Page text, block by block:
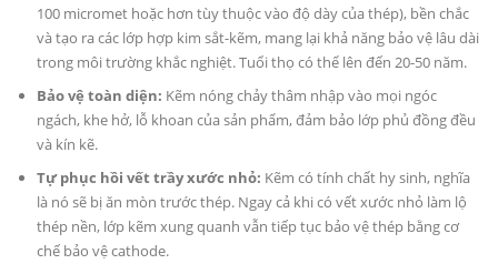
100 micromet hoặc hơn tùy thuộc vào độ dày của thép), bền chắc
và tạo ra các lớp hợp kim sắt-kẽm, mang lại khả năng bảo vệ lâu dài
trong môi trường khắc nghiệt. Tuổi thọ có thể lên đến 20-50 năm.
Bảo vệ toàn diện: Kẽm nóng chảy thâm nhập vào mọi ngóc
ngách, khe hở, lỗ khoan của sản phẩm, đảm bảo lớp phủ đồng đều
và kín kẽ.
Tự phục hồi vết trầy xước nhỏ: Kẽm có tính chất hy sinh, nghĩa
là nó sẽ bị ăn mòn trước thép. Ngay cả khi có vết xước nhỏ làm lộ
thép nền, lớp kẽm xung quanh vẫn tiếp tục bảo vệ thép bằng cơ
chế bảo vệ cathode.